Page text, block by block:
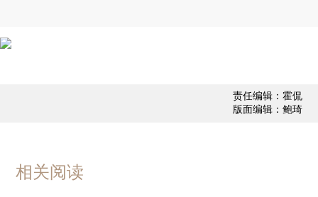
责任编辑：霍侃
版面编辑：鲍琦
相关阅读